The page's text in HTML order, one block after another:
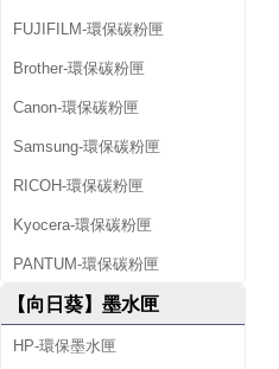
FUJIFILM-環保碳粉匣
Brother-環保碳粉匣
Canon-環保碳粉匣
Samsung-環保碳粉匣
RICOH-環保碳粉匣
Kyocera-環保碳粉匣
PANTUM-環保碳粉匣
【向日葵】墨水匣
HP-環保墨水匣